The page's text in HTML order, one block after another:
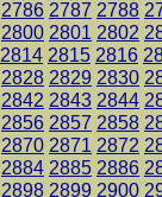
2786 2787 2788
2800 2801 2802
2814 2815 2816
2828 2829 2830
2842 2843 2844
2856 2857 2858
2870 2871 2872
2884 2885 2886
2898 2899 2900